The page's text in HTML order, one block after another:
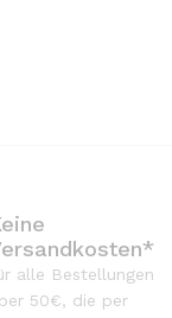
alle Bestellungen
50€, die per